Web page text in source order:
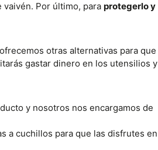
Por último, para protegerlo y
otras alternativas para que
gastar dinero en los utensilios y
y nosotros nos encargamos de
a cuchillos para que las disfrutes en